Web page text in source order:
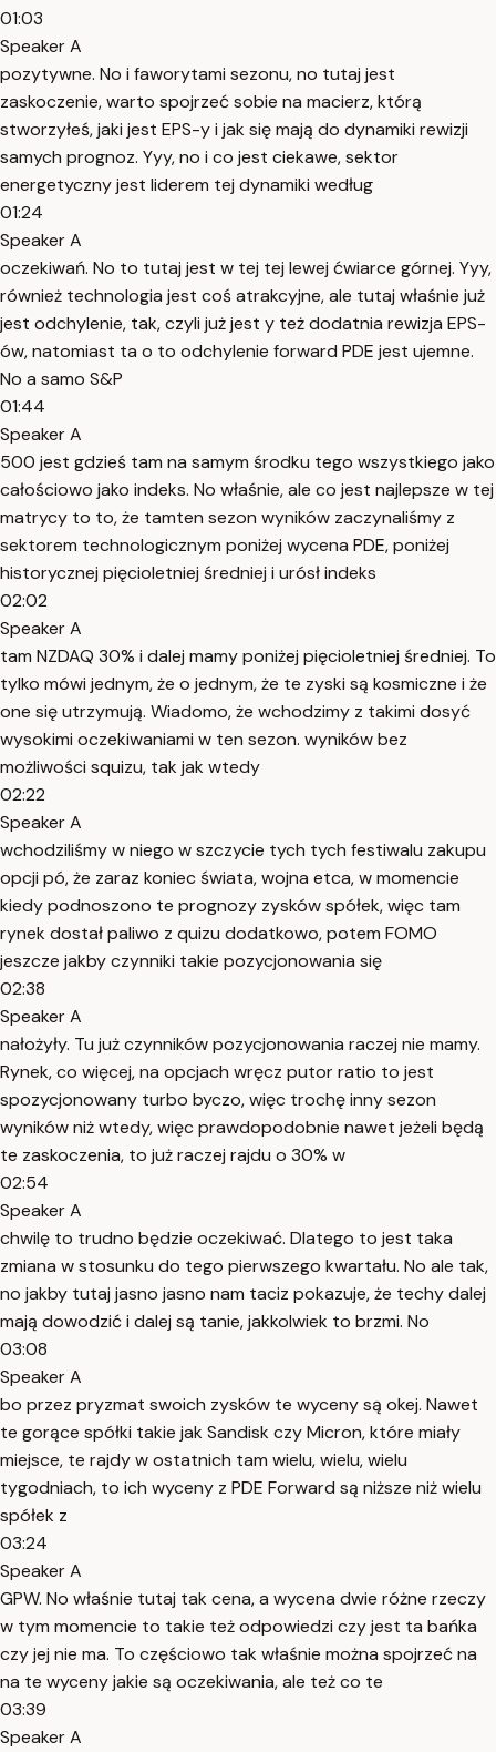
01:03
Speaker A
pozytywne. No i faworytami sezonu, no tutaj jest
zaskoczenie, warto spojrzeć sobie na macierz, którą
stworzyłeś, jaki jest EPS-y i jak się mają do dynamiki rewizji
samych prognoz. Yyy, no i co jest ciekawe, sektor
energetyczny jest liderem tej dynamiki według
01:24
Speaker A
oczekiwań. No to tutaj jest w tej tej lewej ćwiarce górnej. Yyy,
również technologia jest coś atrakcyjne, ale tutaj właśnie już
jest odchylenie, tak, czyli już jest y też dodatnia rewizja EPS-
ów, natomiast ta o to odchylenie forward PDE jest ujemne.
No a samo S&P
01:44
Speaker A
500 jest gdzieś tam na samym środku tego wszystkiego jako
całościowo jako indeks. No właśnie, ale co jest najlepsze w tej
matrycy to to, że tamten sezon wyników zaczynaliśmy z
sektorem technologicznym poniżej wycena PDE, poniżej
historycznej pięcioletniej średniej i urósł indeks
02:02
Speaker A
tam NZDAQ 30% i dalej mamy poniżej pięcioletniej średniej. To
tylko mówi jednym, że o jednym, że te zyski są kosmiczne i że
one się utrzymują. Wiadomo, że wchodzimy z takimi dosyć
wysokimi oczekiwaniami w ten sezon. wyników bez
możliwości squizu, tak jak wtedy
02:22
Speaker A
wchodziliśmy w niego w szczycie tych tych festiwalu zakupu
opcji pó, że zaraz koniec świata, wojna etca, w momencie
kiedy podnoszono te prognozy zysków spółek, więc tam
rynek dostał paliwo z quizu dodatkowo, potem FOMO
jeszcze jakby czynniki takie pozycjonowania się
02:38
Speaker A
nałożyły. Tu już czynników pozycjonowania raczej nie mamy.
Rynek, co więcej, na opcjach wręcz putor ratio to jest
spozycjonowany turbo byczo, więc trochę inny sezon
wyników niż wtedy, więc prawdopodobnie nawet jeżeli będą
te zaskoczenia, to już raczej rajdu o 30% w
02:54
Speaker A
chwilę to trudno będzie oczekiwać. Dlatego to jest taka
zmiana w stosunku do tego pierwszego kwartału. No ale tak,
no jakby tutaj jasno jasno nam taciz pokazuje, że techy dalej
mają dowodzić i dalej są tanie, jakkolwiek to brzmi. No
03:08
Speaker A
bo przez pryzmat swoich zysków te wyceny są okej. Nawet
te gorące spółki takie jak Sandisk czy Micron, które miały
miejsce, te rajdy w ostatnich tam wielu, wielu, wielu
tygodniach, to ich wyceny z PDE Forward są niższe niż wielu
spółek z
03:24
Speaker A
GPW. No właśnie tutaj tak cena, a wycena dwie różne rzeczy
w tym momencie to takie też odpowiedzi czy jest ta bańka
czy jej nie ma. To częściowo tak właśnie można spojrzeć na
na te wyceny jakie są oczekiwania, ale też co te
03:39
Speaker A